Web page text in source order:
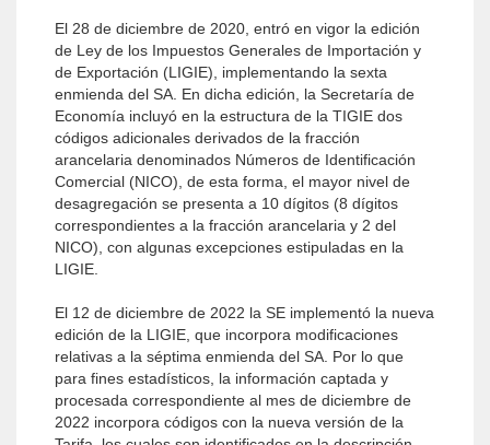
El 28 de diciembre de 2020, entró en vigor la edición
de Ley de los Impuestos Generales de Importación y
de Exportación (LIGIE), implementando la sexta
enmienda del SA. En dicha edición, la Secretaría de
Economía incluyó en la estructura de la TIGIE dos
códigos adicionales derivados de la fracción
arancelaria denominados Números de Identificación
Comercial (NICO), de esta forma, el mayor nivel de
desagregación se presenta a 10 dígitos (8 dígitos
correspondientes a la fracción arancelaria y 2 del
NICO), con algunas excepciones estipuladas en la
LIGIE.
El 12 de diciembre de 2022 la SE implementó la nueva
edición de la LIGIE, que incorpora modificaciones
relativas a la séptima enmienda del SA. Por lo que
para fines estadísticos, la información captada y
procesada correspondiente al mes de diciembre de
2022 incorpora códigos con la nueva versión de la